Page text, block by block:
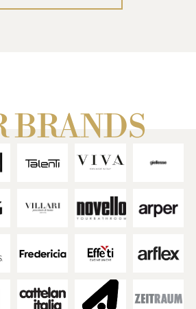
Progettiamo insieme ogni
IL SERVIZIO DI
RESTYLING →
PROGETTO IMMERSIVO
BRANDS